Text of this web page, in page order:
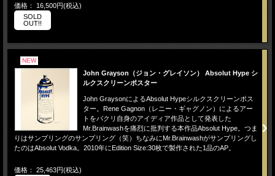
価格： 16,500円(税込)
SOLD
OUT!!
NEW
John Grayson（ジョン・グレイソン） Absolut Hype シ
ルクスクリーンポスター
John GraysonによるAbsolut Hypeシルクスクリーンポス
ター。Rene Gagnon（レニー・ギャグノン）によるアー
トをパクリ自身のアイディア作品として発表した
Mr.Brainwashを痛烈に批判する本作品Absolut Hype。つま
りはサンプリングのサンプリング（笑）ちなみにMr.Brainwashがサンプリングし
たのはAbsolut Vodka。2010年にEdition Size:30枚で製作された1品のAP。
価格： 25,463円(税込)